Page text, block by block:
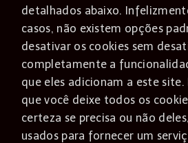
detalhados abaixo.
casos, não existem opções
desativar os cookies sem
completamente a
que eles adicionam a este site.
que você deixe todos os
certeza se precisa ou não
usados ​​para fornecer um